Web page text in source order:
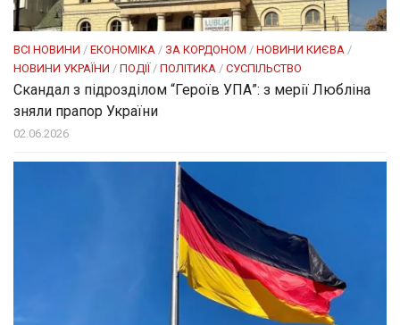
ВСІ НОВИНИ / ЕКОНОМІКА / ЗА КОРДОНОМ / НОВИНИ КИЄВА /
НОВИНИ УКРАЇНИ / ПОДІЇ / ПОЛІТИКА / СУСПІЛЬСТВО
Скандал з підрозділом “Героїв УПА”: з мерії Любліна
зняли прапор України
02.06.2026